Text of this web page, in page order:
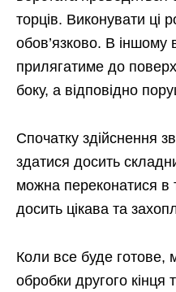
торців. Виконувати ці
обов’язково. В іншому
прилягатиме до
боку, а відповідно
Спочатку здійснення
здатися досить
можна переконатися
досить цікава та
Коли все буде готове,
обробки другого